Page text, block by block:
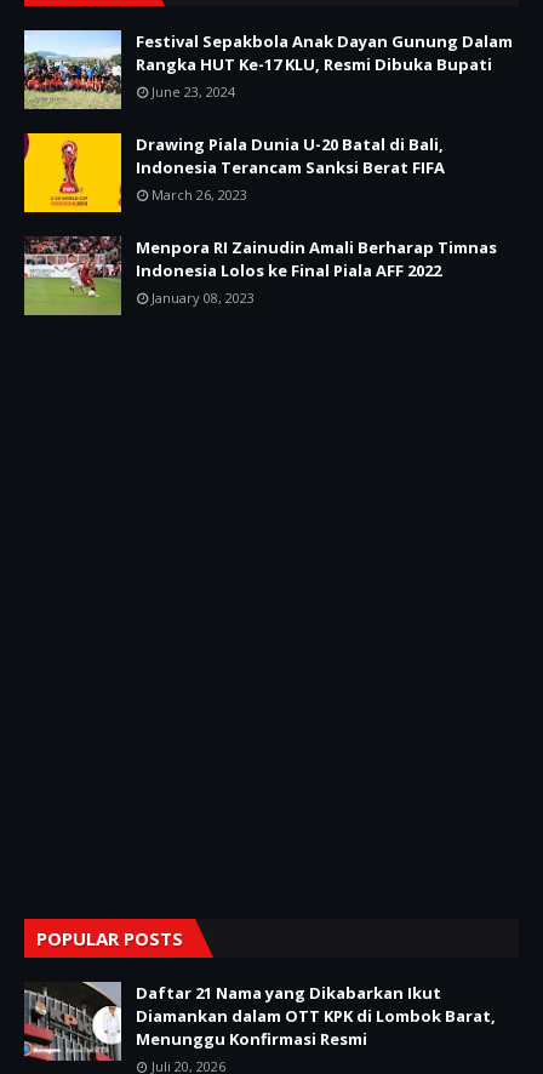
Festival Sepakbola Anak Dayan Gunung Dalam
Rangka HUT Ke-17 KLU, Resmi Dibuka Bupati
June 23, 2024
Drawing Piala Dunia U-20 Batal di Bali,
Indonesia Terancam Sanksi Berat FIFA
March 26, 2023
Menpora RI Zainudin Amali Berharap Timnas
Indonesia Lolos ke Final Piala AFF 2022
January 08, 2023
POPULAR POSTS
Daftar 21 Nama yang Dikabarkan Ikut
Diamankan dalam OTT KPK di Lombok Barat,
Menunggu Konfirmasi Resmi
Juli 20, 2026